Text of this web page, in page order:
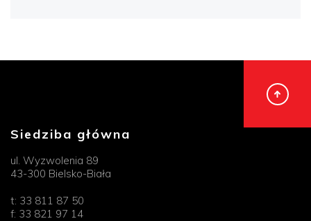
Siedziba główna
ul. Wyzwolenia 89
43-300 Bielsko-Biała
t: 33 811 87 50
f: 33 821 97 14